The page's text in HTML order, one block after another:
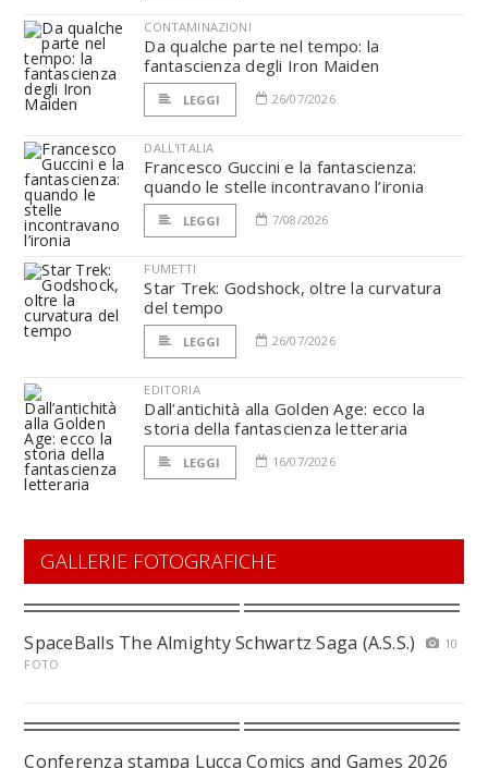
CONTAMINAZIONI
Da qualche parte nel tempo: la
fantascienza degli Iron Maiden
LEGGI 26/07/2026
DALL'ITALIA
Francesco Guccini e la fantascienza:
quando le stelle incontravano l’ironia
LEGGI 7/08/2026
FUMETTI
Star Trek: Godshock, oltre la curvatura
del tempo
LEGGI 26/07/2026
EDITORIA
Dall’antichità alla Golden Age: ecco la
storia della fantascienza letteraria
LEGGI 16/07/2026
GALLERIE FOTOGRAFICHE
SpaceBalls The Almighty Schwartz Saga (A.S.S.)
10
FOTO
Conferenza stampa Lucca Comics and Games 2026